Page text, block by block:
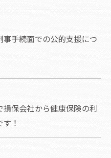
手続面での公的支援につ
損保会社から健康保険の利
！